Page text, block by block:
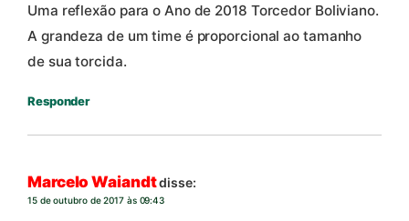
Uma reflexão para o Ano de 2018 Torcedor Boliviano.
A grandeza de um time é proporcional ao tamanho
de sua torcida.
Responder
Marcelo Waiandtdisse:
15 de outubro de 2017 às 09:43